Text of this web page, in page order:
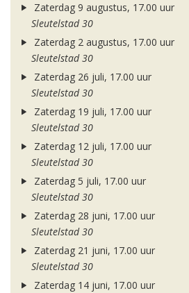
Zaterdag 9 augustus, 17.00 uur
Sleutelstad 30
Zaterdag 2 augustus, 17.00 uur
Sleutelstad 30
Zaterdag 26 juli, 17.00 uur
Sleutelstad 30
Zaterdag 19 juli, 17.00 uur
Sleutelstad 30
Zaterdag 12 juli, 17.00 uur
Sleutelstad 30
Zaterdag 5 juli, 17.00 uur
Sleutelstad 30
Zaterdag 28 juni, 17.00 uur
Sleutelstad 30
Zaterdag 21 juni, 17.00 uur
Sleutelstad 30
Zaterdag 14 juni, 17.00 uur